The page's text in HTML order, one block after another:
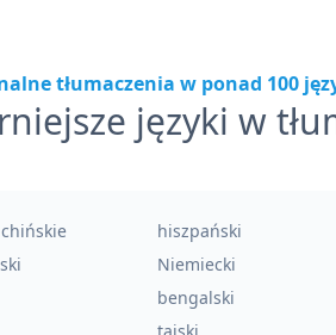
tłumaczenia w ponad 100
języki w
hiszpański
Niemiecki
bengalski